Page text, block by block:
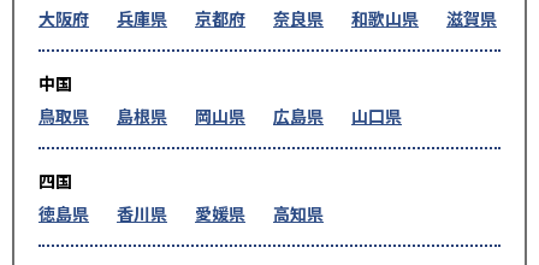
大阪府
兵庫県 京都府 奈良県 和歌山県 滋賀県
中国
鳥取県
島根県 岡山県 広島県 山口県
四国
徳島県
香川県 愛媛県 高知県